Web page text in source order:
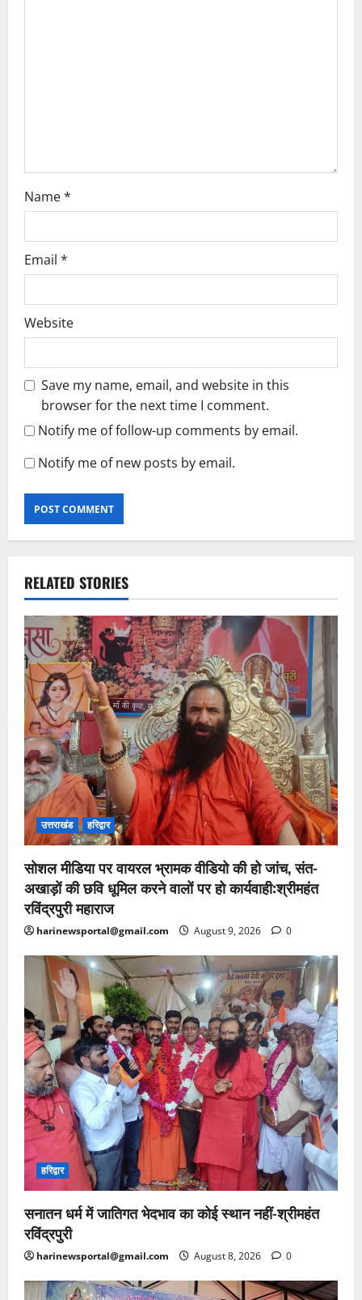
Name*
Email *
Website
Save my name, email, and website in this
browser for the next time I comment.
Notify me of follow-up comments by email.
Notify me of new posts by email.
RELATED STORIES
उत्तराखंड हरिद्वार
सोशल मीडिया पर वायरल भ्रामक वीडियो की हो जांच, संत-
अखाड़ों की छवि धूमिल करने वालों पर हो कार्यवाही:श्रीमहंत
रविंद्रपुरी महाराज
harinewsportal@gmail.com August 9, 2026 0
हरिद्वार
सनातन धर्म में जातिगत भेदभाव का कोई स्थान नहीं-श्रीमहंत
रविंद्रपुरी
harinewsportal@gmail.com August 8, 2026 0